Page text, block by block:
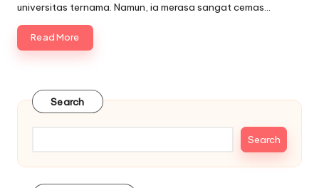
universitas ternama. Namun, ia merasa sangat cemas…
Read More
Search
Search